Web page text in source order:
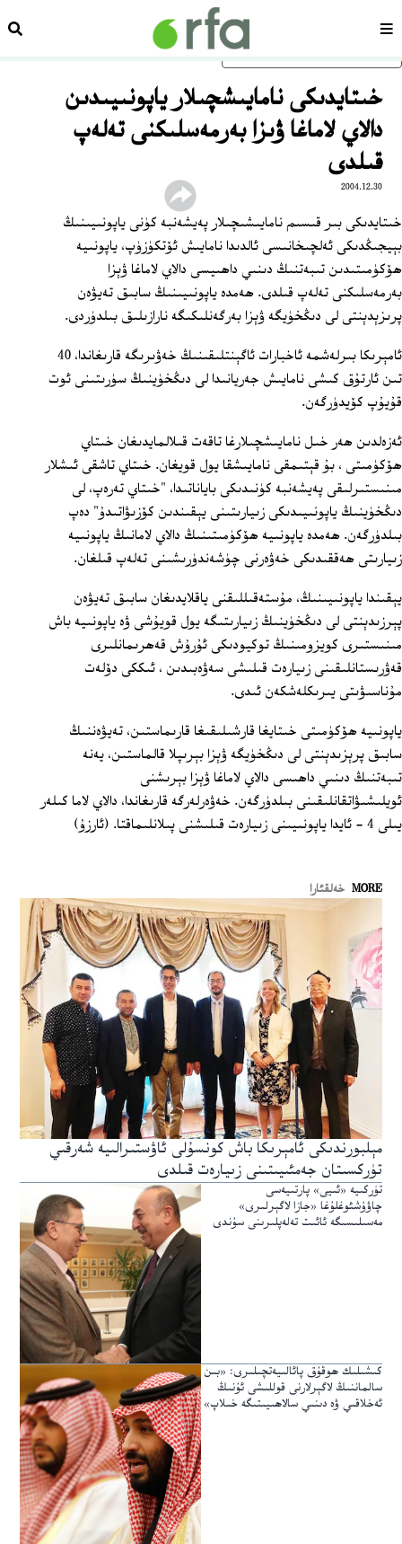
ئاساسلىق مەزمۇنغا ئاتلاڭسەھىپە
خىتايدىكى نامايىشچىلار ياپونىيىدىن
دالاي لاماغا ۋىزا بەرمەسلىكنى تەلەپ
قىلدى
2004.12.30
خىتايدىكى بىر قىسىم نامايىشىچىلار پەيشەنبە كۈنى ياپونىيىنىڭ
بېيجىڭدىكى ئەلچىخانىسى ئالدىدا نامايىش ئۆتكۈزۈپ، ياپونىيە
ھۆكۈمىتىدىن تىبەتنىڭ دىنىي داھىيسى دالاي لاماغا ۋېزا
بەرمەسلىكنى تەلەپ قىلدى. ھەمدە ياپونىيىنىڭ سابىق تەيۋەن
پرىزېدېنتى لى دىڭخۈيگە ۋېزا بەرگەنلىكىگە نارازىلىق بىلدۈردى.
ئامېرىكا بىرلەشمە ئاخبارات ئاگېنتلىقىنىڭ خەۋىرىگە قارىغاندا، 40
تىن ئارتۇق كىشى نامايىش جەريانىدا لى دىڭخۈينىڭ سۈرىتىنى ئوت
قۇيۇپ كۆيدۈرگەن.
ئەزەلدىن ھەر خىل نامايىشچىلارغا تاقەت قىلالمايدىغان خىتاي
ھۆكۈمىتى ، بۇ قېتىمقى نامايىشقا يول قويغان. خىتاي تاشقى ئىشلار
مىنىستىرلىقى پەيشەنبە كۈنىدىكى باياناتىدا، "خىتاي تەرەپ، لى
دىڭخۈينىڭ ياپونىيىدىكى زىيارىتىنى يېقىندىن كۆزىۋاتىدۇ" دەپ
بىلدۈرگەن. ھەمدە ياپونىيە ھۆكۈمىتىنىڭ دالاي لامانىڭ ياپونىيە
زىيارىتى ھەققىدىكى خەۋەرنى چۈشەندۈرىشىنى تەلەپ قىلغان.
يېقىندا ياپونىيىنىڭ، مۇستەقىللىقنى ياقلايدىغان سابىق تەيۋەن
پېرزىدېنتى لى دىڭخۈينىڭ زىيارىتىگە يول قويۇشى ۋە ياپونىيە باش
مىنىستىرى كويزومىنىڭ توكيودىكى ئۇرۇش قەھرىمانلىرى
قەۋرىستانلىقىنى زىيارەت قىلىشى سەۋەبىدىن ، ئىككى دۆلەت
مۇناسىۋىتى يىرىكلەشكەن ئىدى.
ياپونىيە ھۆكۈمىتى خىتايغا قارشىلىقىغا قارىماستىن، تەيۋەننىڭ
سابىق پرېزىدېنتى لى دىڭخۈيگە ۋېزا بېرىپلا قالماستىن، يەنە
تىبەتنىڭ دىنىي داھىسى دالاي لاماغا ۋېزا بېرىشنى
ئويلىشىۋاتقانلىقىنى بىلدۈرگەن. خەۋەرلەرگە قارىغاندا، دالاي لاما كىلەر
يىلى 4 - ئايدا ياپونىيىنى زىيارەت قىلىشنى پىلانلىماقتا. (ئارزۇ)
MORE خەلقئارا
مېلبورندىكى ئامېرىكا باش كونسۇلى ئاۋستىرالىيە شەرقىي
تۈركسىتان جەمئىيىتىنى زىيارەت قىلدى
تۈركىيە «ئىيى» پارتىيەسى
چاۋۇشئوغلۇغا «جازا لاگېرلىرى»
مەسىلىسىگە ئائىت تەلەپلىرىنى سۇندى
كىشىلىك ھوقۇق پائالىيەتچىلىرى: «بىن
سالماننىڭ لاگېرلارنى قوللىشى ئۇنىڭ
ئەخلاقىي ۋە دىنىي سالاھىيىتىگە خىلاپ»